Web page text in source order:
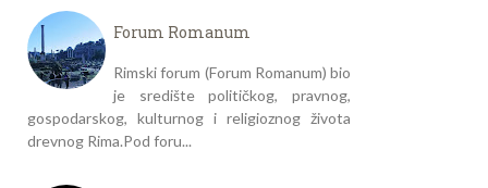
Forum Romanum
Rimski forum (Forum Romanum) bio
je središte političkog, pravnog,
gospodarskog, kulturnog i religioznog života
drevnog Rima.Pod foru...